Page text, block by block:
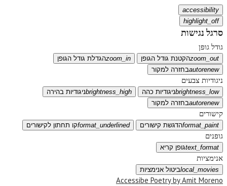
accessibility
highlight_off
סרגל נגישות
גודל גופן
zoom_outהקטנת גודל הגופן zoom_inהגדלת גודל הגופן
autorenewבחזרה למקור
ניגודיות צבעים
brightness_lowניגודיות כהה brightness_highניגודיות בהירה
autorenewבחזרה למקור
קישורים
format_paintהדגשת קישורים format_underlinedקו תחתון לקישורים
גופנים
text_formatגופן קריא
אנימציות
local_moviesביטול אנימציות
Accessibe Poetry by Amit Moreno